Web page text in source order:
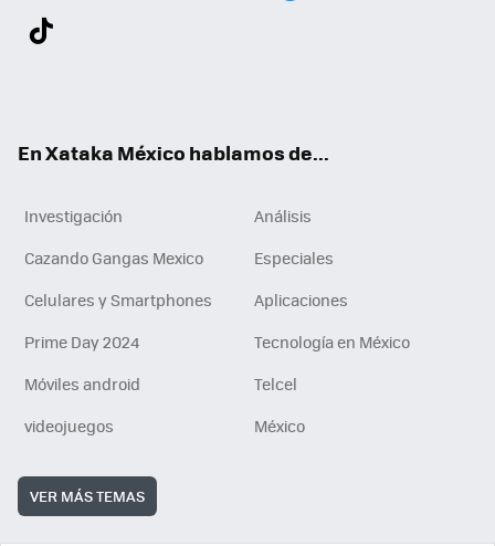
En Xataka México hablamos de...
Investigación
Análisis
Cazando Gangas Mexico
Especiales
Celulares y Smartphones
Aplicaciones
Prime Day 2024
Tecnología en México
Móviles android
Telcel
videojuegos
México
VER MÁS TEMAS